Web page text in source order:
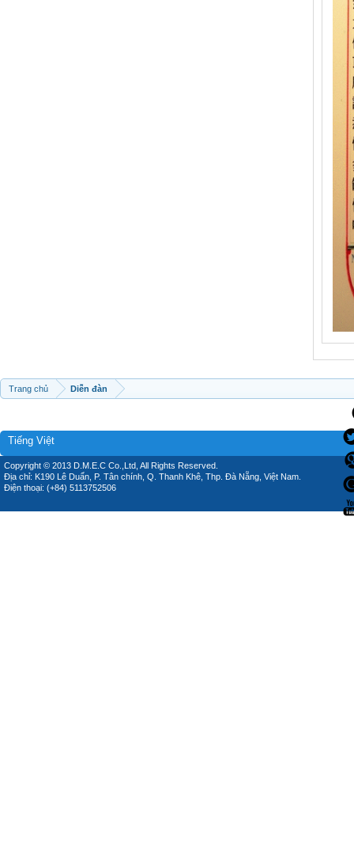
Trang chủ Diễn đàn
Tiếng Việt
Copyright © 2013 D.M.E.C Co.,Ltd, All Rights Reserved.
Địa chỉ: K190 Lê Duẩn, P. Tân chính, Q. Thanh Khê, Thp. Đà Nẵng, Việt Nam.
Điện thoại: (+84) 5113752506